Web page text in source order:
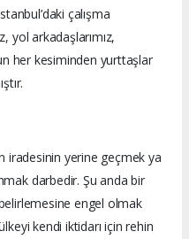
çalışma
yol arkadaşlarımız,
her kesiminden yurttaşlar
iradesinin yerine geçmek ya
darbedir. Şu anda bir
engel olmak
kendi iktidarı için rehin